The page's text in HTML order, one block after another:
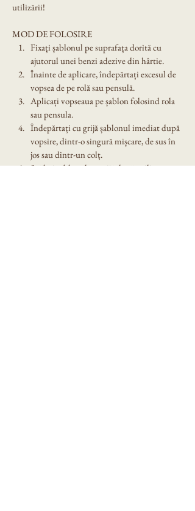
utilizării!
MOD DE FOLOSIRE
Fixați șablonul pe suprafața dorită cu
ajutorul unei benzi adezive din hârtie.
Înainte de aplicare, îndepărtați excesul de
vopsea de pe rolă sau pensulă.
Aplicați vopseaua pe șablon folosind rola
sau pensula.
Îndepărtați cu grijă șablonul imediat după
vopsire, dintr-o singură mișcare, de sus în
jos sau dintr-un colț.
Spălați șablonul cu grijă după utilizare.